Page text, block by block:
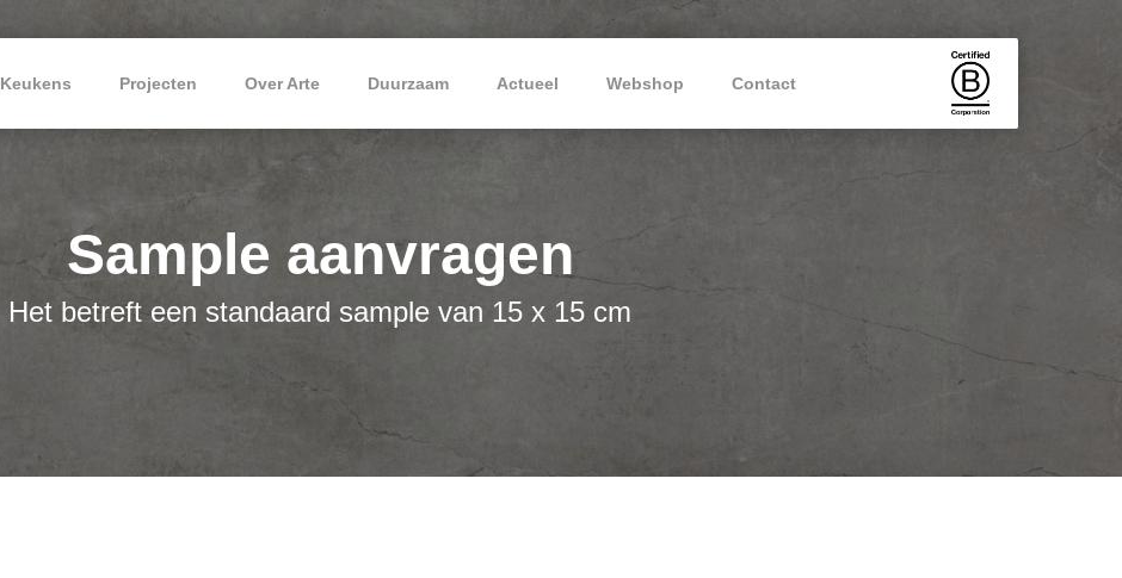
Keukens Projecten Over Arte Duurzaam Actueel Webshop Contact
Sample aanvragen
Het betreft een standaard sample van 15 x 15 cm